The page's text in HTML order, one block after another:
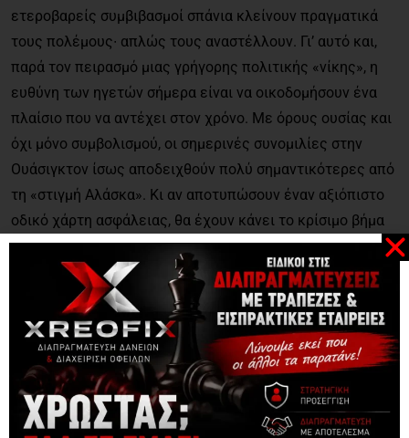
ετεροβαρείς συμβιβασμοί σπάνια κλείνουν πραγματικά
τους πολέμους∙ απλώς τους αναστέλλουν. Γι’ αυτό και,
παρά τον πειρασμό μιας γρήγορης πολιτικής «νίκης», η
ευθύνη των ηγετών σήμερα είναι να οικοδομήσουν ένα
πλαίσιο που να αντέχει στον χρόνο. Με όρους ουσίας και
όχι μόνο συμβολισμού, οι σημερινές συνομιλίες στην
Ουάσιγκτον ίσως αποδειχθούν πολύ σημαντικότερες από
τη «στιγμή Αλάσκα». Κι αν αποτυπώσουν έναν αξιόπιστο
οδικό χάρτη ασφάλειας, θα έχουν κάνει το κρίσιμο βήμα
ώστε η ειρήνη να μη μοιάζει με ανακωχή, αλλά με αρχή
μιας νέας, σταθερότερης τάξης στην Ευρώπη.
Του Δρα Αντώνη Στ. Στυλιανού